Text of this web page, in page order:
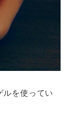
を使ってい